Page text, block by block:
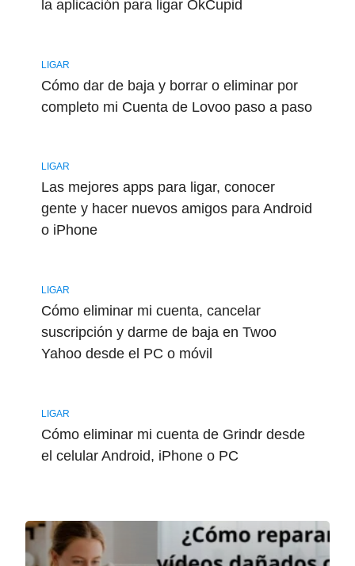
la aplicación para ligar OkCupid
LIGAR
Cómo dar de baja y borrar o eliminar por
completo mi Cuenta de Lovoo paso a paso
LIGAR
Las mejores apps para ligar, conocer
gente y hacer nuevos amigos para Android
o iPhone
LIGAR
Cómo eliminar mi cuenta, cancelar
suscripción y darme de baja en Twoo
Yahoo desde el PC o móvil
LIGAR
Cómo eliminar mi cuenta de Grindr desde
el celular Android, iPhone o PC